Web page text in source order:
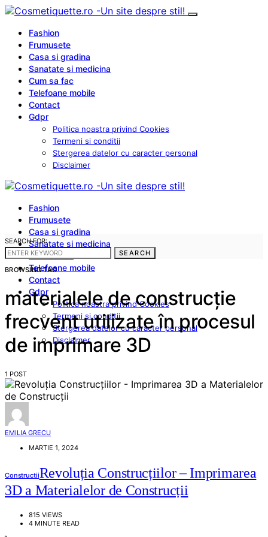
Fashion
Frumusete
Casa si gradina
Sanatate si medicina
Cum sa fac
Telefoane mobile
Contact
Gdpr
Politica noastra privind Cookies
Termeni si conditii
Stergerea datelor cu caracter personal
Disclaimer
Fashion
Frumusete
Casa si gradina
Sanatate si medicina
Cum sa fac
Telefoane mobile
Contact
Gdpr
Politica noastra privind Cookies
Termeni si conditii
Stergerea datelor cu caracter personal
Disclaimer
SEARCH FOR:
SEARCH
BROWSING TAG
materialele de construcție
frecvent utilizate în procesul
de imprimare 3D
1 POST
EMILIA GRECU
MARTIE 1, 2024
ConstructiiRevoluția Construcțiilor – Imprimarea
3D a Materialelor de Construcții
815 VIEWS
4 MINUTE READ